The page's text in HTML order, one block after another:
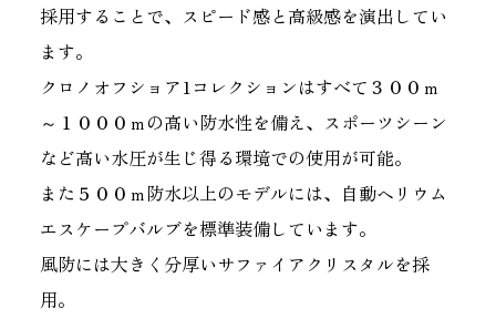
採用することで、スピード感と高級感を演出してい
ます。
クロノオフショア1コレクションはすべて３００ｍ
～１０００ｍの高い防水性を備え、スポーツシーン
など高い水圧が生じ得る環境での使用が可能。
また５００ｍ防水以上のモデルには、自動ヘリウム
エスケープバルブを標準装備しています。
風防には大きく分厚いサファイアクリスタルを採
用。